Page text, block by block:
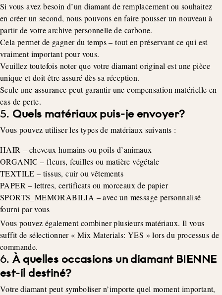
Si vous avez besoin d’un diamant de remplacement ou souhaitez
en créer un second, nous pouvons en faire pousser un nouveau à
partir de votre archive personnelle de carbone.
Cela permet de gagner du temps – tout en préservant ce qui est
vraiment important pour vous.
Veuillez toutefois noter que votre diamant original est une pièce
unique et doit être assuré dès sa réception.
Seule une assurance peut garantir une compensation matérielle en
cas de perte.
5. Quels matériaux puis-je envoyer?
Vous pouvez utiliser les types de matériaux suivants :
HAIR – cheveux humains ou poils d’animaux
ORGANIC – fleurs, feuilles ou matière végétale
TEXTILE – tissus, cuir ou vêtements
PAPER – lettres, certificats ou morceaux de papier
SPORTS_MEMORABILIA – avec un message personnalisé
fourni par vous
Vous pouvez également combiner plusieurs matériaux. Il vous
suffit de sélectionner « Mix Materials: YES » lors du processus de
commande.
6.À quelles occasions un diamant BIENNE
est-il destiné?
Votre diamant peut symboliser n’importe quel moment important,